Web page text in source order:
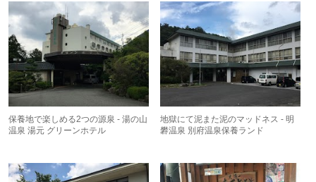
保養地で楽しめる2つの源泉 - 湯の山
温泉 湯元 グリーンホテル
地獄にて泥また泥のマッドネス - 明
礬温泉 別府温泉保養ランド